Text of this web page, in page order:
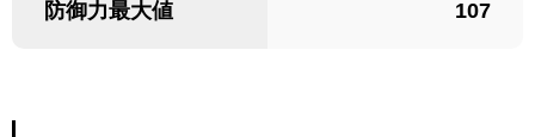
防御力最大値 107